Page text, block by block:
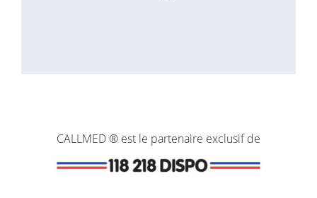
CALLMED ® est le partenaire exclusif de